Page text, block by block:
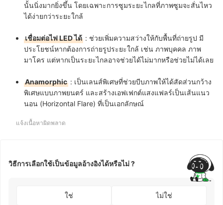
นั้นนิ่งมากยิ่งขึ้น โดยเฉพาะการซูมระยะไกลที่ภาพซูมจะสั่นไหว
ได้ง่ายกว่าระยะใกล้
เชื่อมต่อไฟ LED ได้ : ช่วยเพิ่มความสว่างให้กับพื้นที่ถ่ายรูป มี
ประโยชน์หากต้องการถ่ายรูประยะใกล้ เช่น ภาพบุคคล ภาพ
มาโคร แต่หากเป็นระยะไกลอาจช่วยได้ไม่มากหรือช่วยไม่ได้เลย
Anamorphic : เป็นเลนส์พิเศษที่ช่วยบีบภาพให้ได้สัดส่วนกว้าง
พิเศษแบบภาพยนตร์ และสร้างเอฟเฟกต์แสงแฟลร์เป็นเส้นแนว
นอน (Horizontal Flare) ที่เป็นเอกลักษณ์
แจ้งเนื้อหาผิดพลาด
วิธีการเลือกใช้เป็นข้อมูลอ้างอิงได้หรือไม่ ?
ใช่ ไม่ใช่